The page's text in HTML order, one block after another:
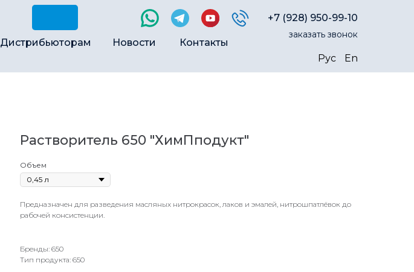
+7 (928) 950-99-10
заказать звонок
Контакты
Новости
Дистрибьюторам
Рус
En
Растворитель 650 "ХимПподукт"
Объем
Предназначен для разведения масляных нитрокрасок, лаков и эмалей, нитрошпатлёвок до
рабочей консистенции.
Бренды: 650
Тип продукта: 650